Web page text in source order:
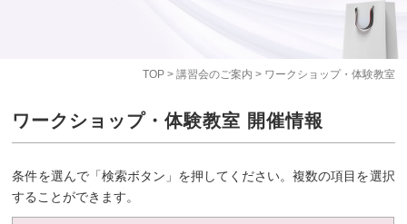
TOP> 講習会のご案内 > ワークショップ・体験教室
ワークショップ・体験教室 開催情報
条件を選んで「検索ボタン」を押してください。複数の項目を選択
することができます。